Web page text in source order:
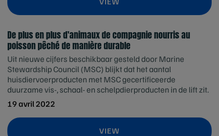
De plus en plus d'animaux de compagnie nourris au
poisson pêché de manière durable
Uit nieuwe cijfers beschikbaar gesteld door Marine
Stewardship Council (MSC) blijkt dat het aantal
huisdiervoerproducten met MSC gecertificeerde
duurzame vis-, schaal- en schelpdierproducten in de lift zit.
19 avril 2022
VIEW